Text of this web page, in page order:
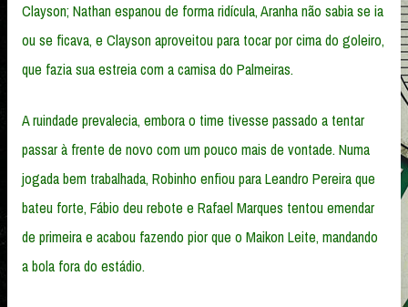
Clayson; Nathan espanou de forma ridícula, Aranha não sabia se ia
ou se ficava, e Clayson aproveitou para tocar por cima do goleiro,
que fazia sua estreia com a camisa do Palmeiras.
A ruindade prevalecia, embora o time tivesse passado a tentar
passar à frente de novo com um pouco mais de vontade. Numa
jogada bem trabalhada, Robinho enfiou para Leandro Pereira que
bateu forte, Fábio deu rebote e Rafael Marques tentou emendar
de primeira e acabou fazendo pior que o Maikon Leite, mandando
a bola fora do estádio.